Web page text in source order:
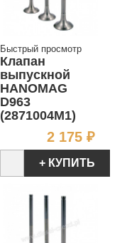
Быстрый просмотр
Клапан
выпускной
HANOMAG
D963
(2871004M1)
2 175 ₽
+ КУПИТЬ